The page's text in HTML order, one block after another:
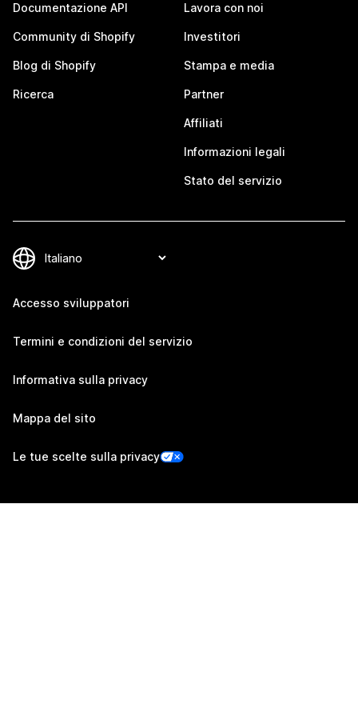
Documentazione API
Community di Shopify
Blog di Shopify
Ricerca
Lavora con noi
Investitori
Stampa e media
Partner
Affiliati
Informazioni legali
Stato del servizio
Accesso sviluppatori
Termini e condizioni del servizio
Informativa sulla privacy
Mappa del sito
Le tue scelte sulla privacy